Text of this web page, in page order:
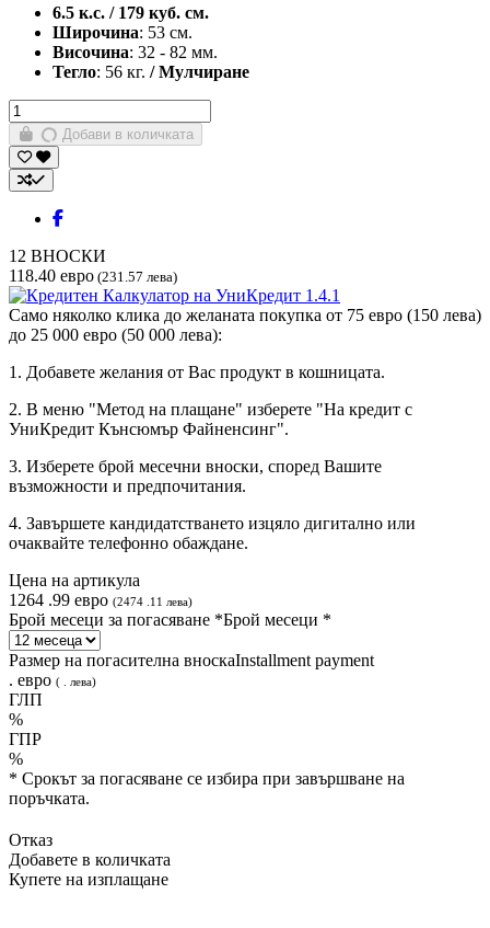
6.5 к.с. / 179 куб. см.
Широчина: 53 см.
Височина: 32 - 82 мм.
Тегло: 56 кг. / Мулчиране
Добави в количката
12 ВНОСКИ
118.40 евро (231.57 лева)
Само няколко клика до желаната покупка от 75 евро (150 лева)
до 25 000 евро (50 000 лева):
1. Добавете желания от Вас продукт в кошницата.
2. В меню "Метод на плащане" изберете "На кредит с
УниКредит Кънсюмър Файненсинг".
3. Изберете брой месечни вноски, според Вашите
възможности и предпочитания.
4. Завършете кандидатстването изцяло дигитално или
очаквайте телефонно обаждане.
Цена на артикула
1264 .99 евро (2474 .11 лева)
Брой месеци за погасяване *Брой месеци *
Размер на погасителна вноскаInstallment payment
. евро ( . лева)
ГЛП
%
ГПР
%
* Срокът за погасяване се избира при завършване на
поръчката.
Отказ
Добавете в количката
Купете на изплащане